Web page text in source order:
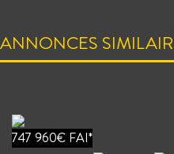
ANNONCES
747 960€ FAI*
EMPLACEMENT PREMIUM -